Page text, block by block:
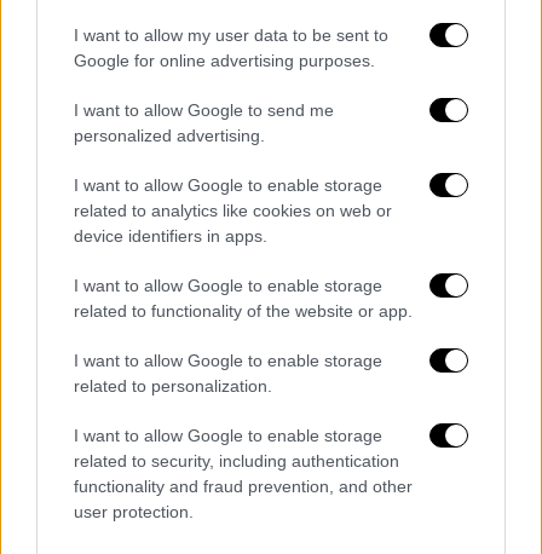
I want to allow my user data to be sent to
Google for online advertising purposes.
I want to allow Google to send me
personalized advertising.
I want to allow Google to enable storage
related to analytics like cookies on web or
device identifiers in apps.
I want to allow Google to enable storage
related to functionality of the website or app.
I want to allow Google to enable storage
related to personalization.
I want to allow Google to enable storage
related to security, including authentication
functionality and fraud prevention, and other
user protection.
Προσοχή στις παραπλανητικές
προσφορές
Ακόμη και αν ψωνίζετε από μία ιστοσελίδα
εμπιστεύεστε, είναι σημαντικό να
ελέγξετε όλες τις λεπτομέρειες που
αφορούν στην συναλλαγή σας: η τιμή, η
εγγύηση, το κόστος μεταφοράς, η
διαθεσιμότητα ή ο χρόνος παράδοσης,
μπορεί να είναι μερικές από τις σημαντικές
πληροφορίες που θα καθορίσουν την τελική
σας επιλογή. Πολλές φορές όμως ενδέχεται
να εμφανιστούν αναδυόμενα banners με
προσφορές άσχετες από αυτές που παρέχει
προμηθεύτριαεπιχείρηση, από
ιστοσελίδες που σας ζητούν να εισάγετε τα